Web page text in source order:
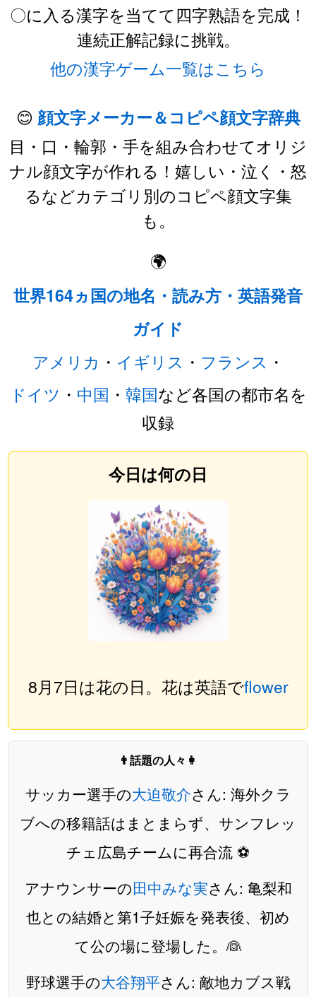
〇に入る漢字を当てて四字熟語を完成！
連続正解記録に挑戦。
他の漢字ゲーム一覧はこちら
😊 顔文字メーカー＆コピペ顔文字辞典
目・口・輪郭・手を組み合わせてオリジ
ナル顔文字が作れる！嬉しい・泣く・怒
るなどカテゴリ別のコピペ顔文字集
も。
🌍
世界164ヵ国の地名・読み方・英語発音
ガイド
アメリカ ・ イギリス ・ フランス ・
ドイツ ・ 中国 ・ 韓国など各国の都市名を
収録
今日は何の日
8月7日は花の日。花は英語でflower
👨話題の人々👩
サッカー選手の大迫敬介さん: 海外クラ
ブへの移籍話はまとまらず、サンフレッ
チェ広島チームに再合流 ⚽️
アナウンサーの田中みな実さん: 亀梨和
也との結婚と第1子妊娠を発表後、初め
て公の場に登場した。👰
野球選手の大谷翔平さん: 敵地カブス戦